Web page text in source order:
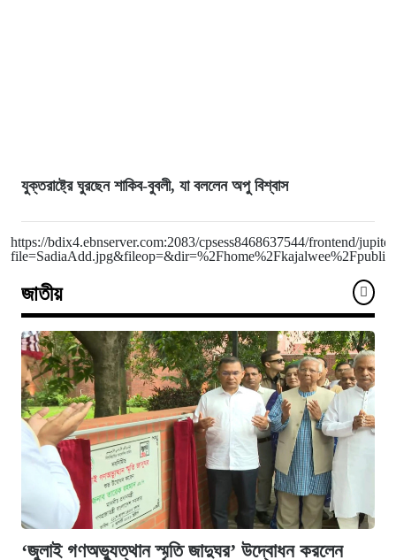
যুক্তরাষ্ট্রে ঘুরছেন শাকিব-বুবলী, যা বললেন অপু বিশ্বাস
https://bdix4.ebnserver.com:2083/cpsess8468637544/frontend/
জাতীয়
‘জুলাই গণঅভ্যুত্থান স্মৃতি জাদুঘর’ উদ্বোধন করলেন